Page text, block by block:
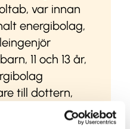
var innan
energibolag,
11 och 13 år,
till dottern,